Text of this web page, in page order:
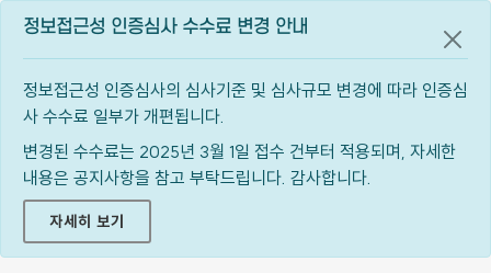
정보접근성 인증심사 수수료 변경 안내
정보접근성 인증심사의 심사기준 및 심사규모 변경에 따라 인증심
사 수수료 일부가 개편됩니다.
변경된 수수료는 2025년 3월 1일 접수 건부터 적용되며, 자세한
내용은 공지사항을 참고 부탁드립니다. 감사합니다.
자세히 보기
공지